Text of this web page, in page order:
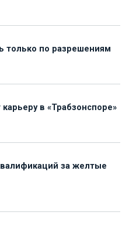
только по разрешениям
в «Трабзонспоре»
за желтые